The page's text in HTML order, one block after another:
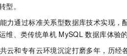
型。
力通过标准关系型数据库技术实现
维、类传统单机 MySQL 数据库体验
云和专有云环境沉淀打磨多年，历